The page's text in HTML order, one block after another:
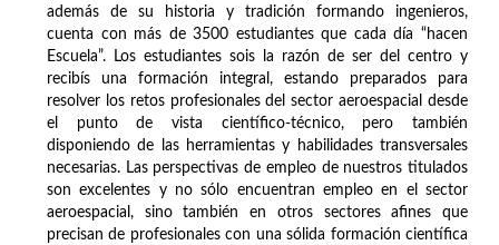
además de su historia y tradición formando ingenieros,
cuenta con más de 3500 estudiantes que cada día “hacen
Escuela”. Los estudiantes sois la razón de ser del centro y
recibís una formación integral, estando preparados para
resolver los retos profesionales del sector aeroespacial desde
el punto de vista científico-técnico, pero también
disponiendo de las herramientas y habilidades transversales
necesarias. Las perspectivas de empleo de nuestros titulados
son excelentes y no sólo encuentran empleo en el sector
aeroespacial, sino también en otros sectores afines que
precisan de profesionales con una sólida formación científica